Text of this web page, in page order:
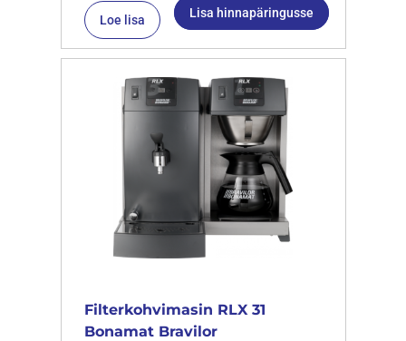
Loe lisa Lisa hinnapäringusse
Filterkohvimasin RLX 31
Bonamat Bravilor